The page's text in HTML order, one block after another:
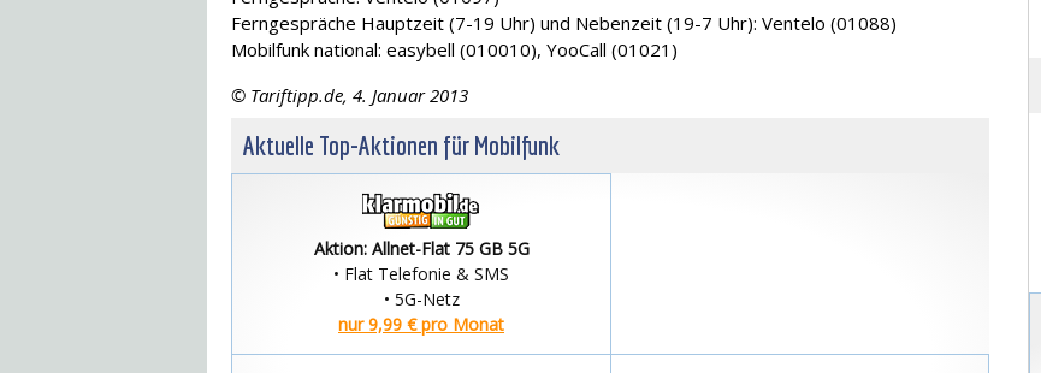
Ferngespräche Hauptzeit (7-19 Uhr) und Nebenzeit (19-7 Uhr): Ventelo (01088)
Mobilfunk national: easybell (010010), YooCall (01021)
© Tariftipp.de, 4. Januar 2013
Aktuelle Top-Aktionen für Mobilfunk
Aktion: Allnet-Flat 75 GB 5G
• Flat Telefonie & SMS
• 5G-Netz
nur 9,99 € pro Monat